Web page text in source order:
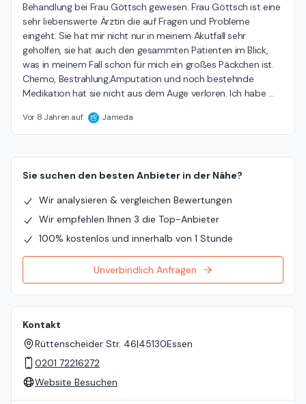
Behandlung bei Frau Göttsch gewesen. Frau Göttsch ist eine
sehr liebenswerte Ärztin die auf Fragen und Probleme
eingeht. Sie hat mir nicht nur in meinem Akutfall sehr
geholfen, sie hat auch den gesammten Patienten im Blick,
was in meinem Fall schon für mich ein großes Päckchen ist.
Chemo, Bestrahlung,Amputation und noch bestehnde
Medikation hat sie nicht aus dem Auge verloren. Ich habe …
Vor 8 Jahren auf Jameda
Sie suchen den besten Anbieter in der Nähe?
Wir analysieren & vergleichen Bewertungen
Wir empfehlen Ihnen 3 die Top-Anbieter
100% kostenlos und innerhalb von 1 Stunde
Unverbindlich Anfragen
Kontakt
Rüttenscheider Str. 46|45130Essen
0201 72216272
Website Besuchen